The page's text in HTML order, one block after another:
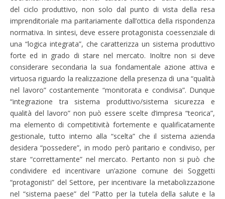
del ciclo produttivo, non solo dal punto di vista della resa
imprenditoriale ma paritariamente dall’ottica della rispondenza
normativa. In sintesi, deve essere protagonista coessenziale di
una “logica integrata”, che caratterizza un sistema produttivo
forte ed in grado di stare nel mercato. Inoltre non si deve
considerare secondaria la sua fondamentale azione attiva e
virtuosa riguardo la realizzazione della presenza di una “qualità
nel lavoro” costantemente “monitorata e condivisa”. Dunque
“integrazione tra sistema produttivo/sistema sicurezza e
qualità del lavoro” non può essere scelte d’impresa “teorica”,
ma elemento di competitività fortemente e qualificatamente
gestionale, tutto interno alla “scelta” che il sistema azienda
desidera “possedere”, in modo però paritario e condiviso, per
stare “correttamente” nel mercato. Pertanto non si può che
condividere ed incentivare un’azione comune dei Soggetti
“protagonisti” del Settore, per incentivare la metabolizzazione
nel “sistema paese” del “Patto per la tutela della salute e la